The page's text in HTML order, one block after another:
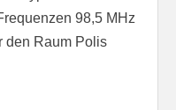
98,5 MHz
den Raum Polis